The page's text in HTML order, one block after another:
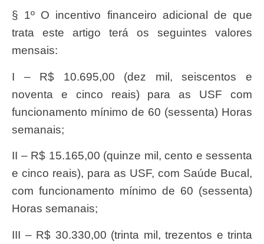
§ 1º O incentivo financeiro adicional de que
trata este artigo terá os seguintes valores
mensais:
I – R$ 10.695,00 (dez mil, seiscentos e
noventa e cinco reais) para as USF com
funcionamento mínimo de 60 (sessenta) Horas
semanais;
II – R$ 15.165,00 (quinze mil, cento e sessenta
e cinco reais), para as USF, com Saúde Bucal,
com funcionamento mínimo de 60 (sessenta)
Horas semanais;
III – R$ 30.330,00 (trinta mil, trezentos e trinta